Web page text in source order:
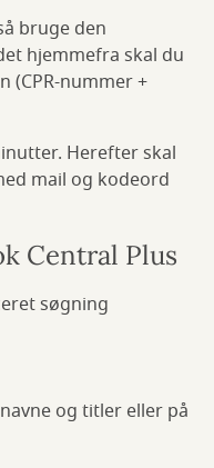
bruge den
hjemmefra skal du
(CPR-nummer +
Herefter skal
mail og kodeord
Central Plus
søgning
og titler eller på